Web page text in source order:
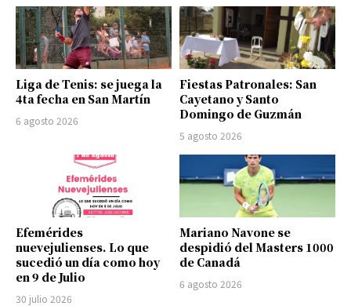
Liga de Tenis: se juega la
4ta fecha en San Martín
6 agosto 2026
Fiestas Patronales: San
Cayetano y Santo
Domingo de Guzmán
5 agosto 2026
Efemérides
nuevejulienses. Lo que
sucedió un día como hoy
en 9 de Julio
30 julio 2026
Mariano Navone se
despidió del Masters 1000
de Canadá
6 agosto 2026